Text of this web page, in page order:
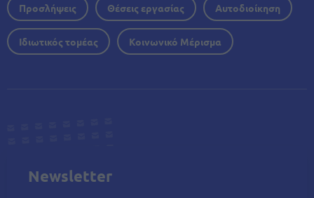
Προσλήψεις Θέσεις εργασίας Αυτοδιοίκηση
Ιδιωτικός τομέας Κοινωνικό Μέρισμα
Newsletter